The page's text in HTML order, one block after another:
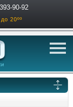
90-92
20ºº